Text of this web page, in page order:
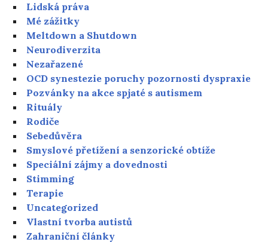
Lidská práva
Mé zážitky
Meltdown a Shutdown
Neurodiverzita
Nezařazené
OCD synestezie poruchy pozornosti dyspraxie
Pozvánky na akce spjaté s autismem
Rituály
Rodiče
Sebedůvěra
Smyslové přetížení a senzorické obtíže
Speciální zájmy a dovednosti
Stimming
Terapie
Uncategorized
Vlastní tvorba autistů
Zahraniční články